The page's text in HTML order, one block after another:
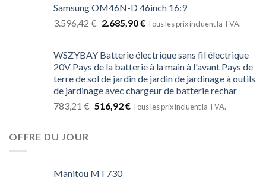
Samsung OM46N-D 46inch 16:9
3.596,42€ 2.685,90€ Tous les prix incluent la TVA.
WSZYBAY Batterie électrique sans fil électrique
20V Pays de la batterie à la main à l'avant Pays de
terre de sol de jardin de jardin de jardinage à outils
de jardinage avec chargeur de batterie rechar
783,21€ 516,92€ Tous les prix incluent la TVA.
OFFRE DU JOUR
Manitou MT730